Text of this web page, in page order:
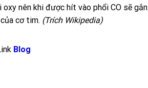
nên khi được hít vào phổi CO sẽ
cơ tim. (Trích Wikipedia)
Blog